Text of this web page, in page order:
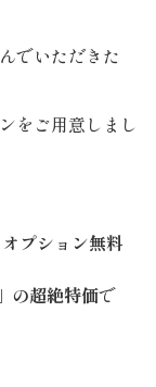
でいただきた
をご用意しまし
プション無料
の超絶特価で